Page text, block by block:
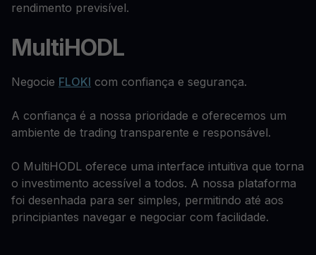
rendimento previsível.
MultiHODL
Negocie FLOKI com confiança e segurança.
A confiança é a nossa prioridade e oferecemos um
ambiente de trading transparente e responsável.
O MultiHODL oferece uma interface intuitiva que torna
o investimento acessível a todos. A nossa plataforma
foi desenhada para ser simples, permitindo até aos
principiantes navegar e negociar com facilidade.